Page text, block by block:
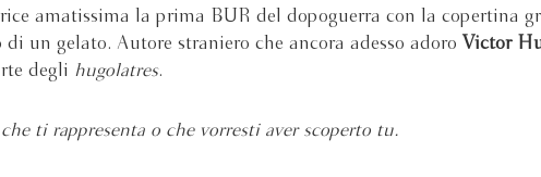
amatissima la prima BUR del dopoguerra con la copertina
di un gelato. Autore straniero che ancora adesso adoro Victor
degli hugolatres.
ti rappresenta o che vorresti aver scoperto tu.